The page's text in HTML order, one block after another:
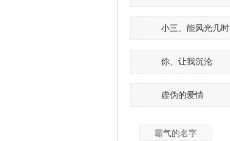
小三、能风光几时
伱、让我沉沦
虚伪的爱情
霸气的名字